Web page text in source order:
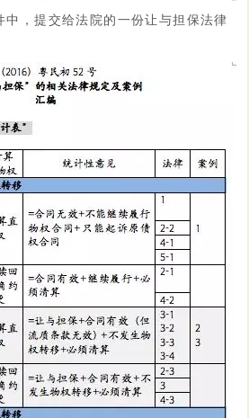
中，提交给法院的一份让与担保法律